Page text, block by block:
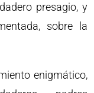
presagio, y
sobre la
enigmático,